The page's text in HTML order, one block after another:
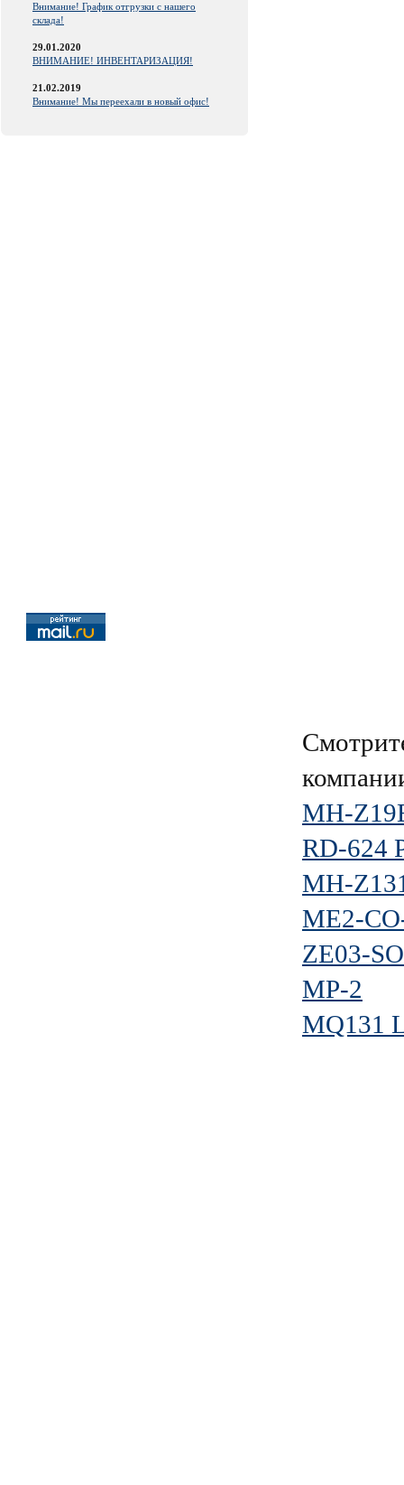
Внимание! График отгрузки с нашего
склада!
29.01.2020
ВНИМАНИЕ! ИНВЕНТАРИЗАЦИЯ!
21.02.2019
Внимание! Мы переехали в новый офис!
MH-
RD-624
MH-
ME2-
ZE03-
MP-2
MQ131